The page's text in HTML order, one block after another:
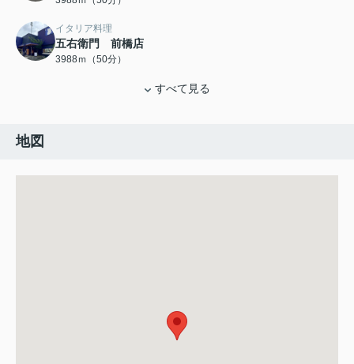
イタリア料理
五右衛門 前橋店
3988ｍ（50分）
すべて見る
地図